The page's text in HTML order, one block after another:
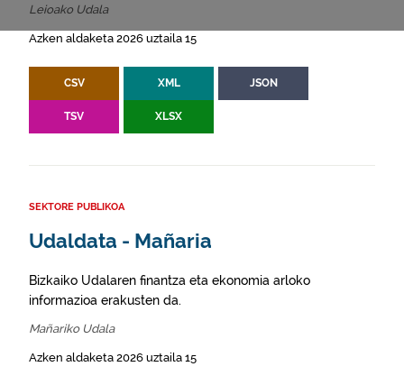
Leioako Udala
Azken aldaketa 2026 uztaila 15
CSV XML JSON
TSV XLSX
SEKTORE PUBLIKOA
Udaldata - Mañaria
Bizkaiko Udalaren finantza eta ekonomia arloko
informazioa erakusten da.
Mañariko Udala
Azken aldaketa 2026 uztaila 15